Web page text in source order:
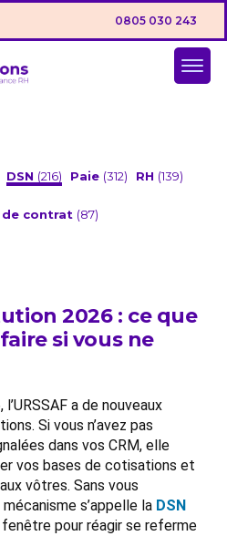
0805 030 243
DSN (216) Paie (312) RH (139)
de contrat (87)
2026 : ce que
si vous ne
a de nouveaux
Si vous n’avez pas
dans vos CRM, elle
vos bases de cotisations et
vôtres. Sans vous
s’appelle la DSN
pour réagir se referme